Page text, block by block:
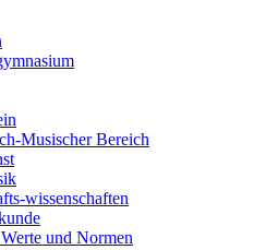
Musischer Bereich
wissenschaften
und Normen